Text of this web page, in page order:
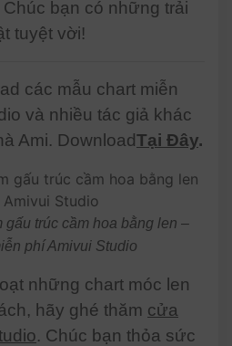
bạn có những trải
tuyệt vời!
các mẫu chart miễn
và nhiều tác giả khác
Ami. DownloadTại Đây.
trúc cầm hoa bằng len –
phí Amivui Studio
những chart móc len
hãy ghé thăm cửa
. Chúc bạn thỏa sức